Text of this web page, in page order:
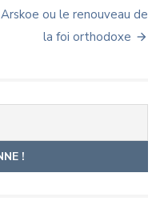
Arskoe ou le renouveau de
la foi orthodoxe